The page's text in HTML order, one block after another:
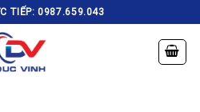
TIẾP: 0987.659.043